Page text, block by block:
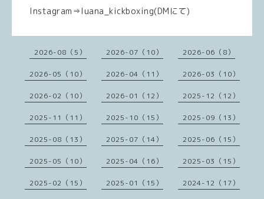
Instagram⇒luana_kickboxing(DMにて)
2026-08（5） 2026-07（10） 2026-06（8）
2026-05（10） 2026-04（11） 2026-03（10）
2026-02（10） 2026-01（12） 2025-12（12）
2025-11（11） 2025-10（15） 2025-09（13）
2025-08（13） 2025-07（14） 2025-06（15）
2025-05（10） 2025-04（16） 2025-03（15）
2025-02（15） 2025-01（15） 2024-12（17）